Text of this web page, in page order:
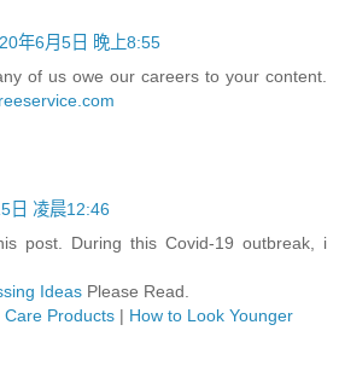
年6月5日 晚上8:55
of us owe our careers to your content.
日 凌晨12:46
post. During this Covid-19 outbreak, i
Ideas Please Read.
Care Products | How to Look Younger